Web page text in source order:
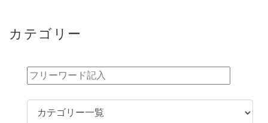
カテゴリー